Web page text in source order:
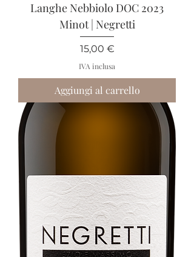
Langhe Nebbiolo DOC 2023
Minot | Negretti
Prezzo
15,00 €
IVA inclusa
Aggiungi al carrello